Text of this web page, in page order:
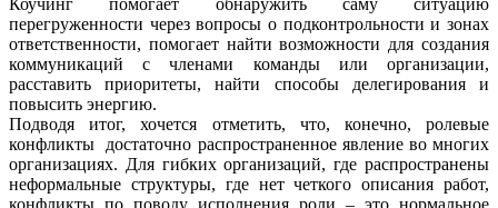
перегруженности через вопросы о подконтрольности и зонах
ответственности, помогает найти возможности для создания
коммуникаций с членами команды или организации,
расставить приоритеты, найти способы делегирования и
повысить энергию.
Подводя итог, хочется отметить, что, конечно, ролевые
конфликты достаточно распространенное явление во многих
организациях. Для гибких организаций, где распространены
неформальные структуры, где нет четкого описания работ,
конфликты по поводу исполнения роли – это нормальное